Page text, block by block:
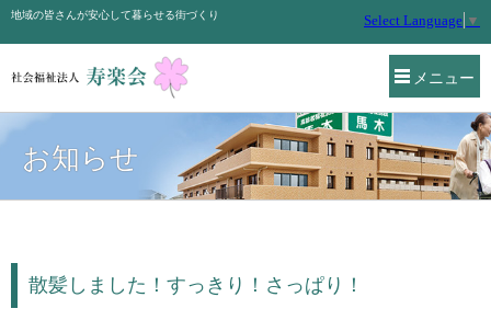
メニュー
地域の皆さんが安心して暮らせる街づくり Select Language ▼
お知らせ
散髪しました！すっきり！さっぱり！